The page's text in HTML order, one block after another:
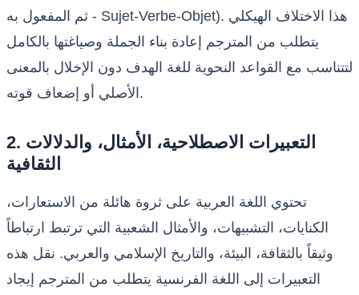
ثم المفعول به - Sujet-Verbe-Objet). هذا الاختلاف الهيكلي
يتطلب من المترجم إعادة بناء الجملة وصياغتها بالكامل
لتتناسب مع القواعد النحوية للغة الهدف دون الإخلال بالمعنى
الأصلي أو إضعاف قوته.
2. التعبيرات الاصطلاحية، الأمثال، والدلالات
الثقافية
تحتوي اللغة العربية على ثروة هائلة من الاستعارات،
الكنايات، التشبيهات، والأمثال الشعبية التي ترتبط ارتباطاً
وثيقاً بالثقافة، البيئة، والتاريخ الإسلامي والعربي. نقل هذه
التعبيرات إلى اللغة الفرنسية يتطلب من المترجم إيجاد